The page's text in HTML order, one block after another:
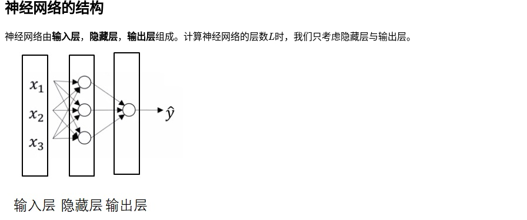
神经网络的结构
神经网络由输入层， 隐藏层， 输出层组成。计算神经网络的层数L 时，我们只考虑隐藏层与输出层。